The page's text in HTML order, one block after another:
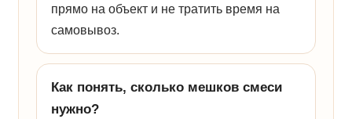
прямо на объект и не тратить время на
самовывоз.
Как понять, сколько мешков смеси
нужно?